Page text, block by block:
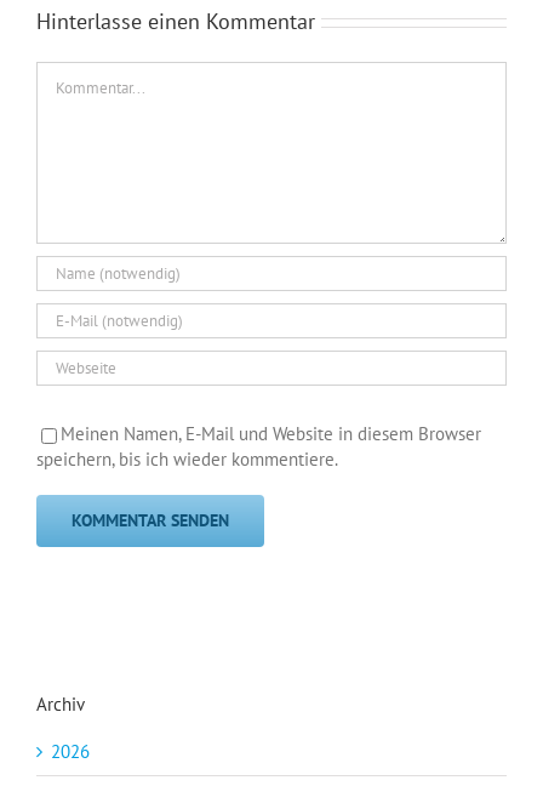
Hinterlasse einen Kommentar
Meinen Namen, E-Mail und Website in diesem Browser
speichern, bis ich wieder kommentiere.
Archiv
2026